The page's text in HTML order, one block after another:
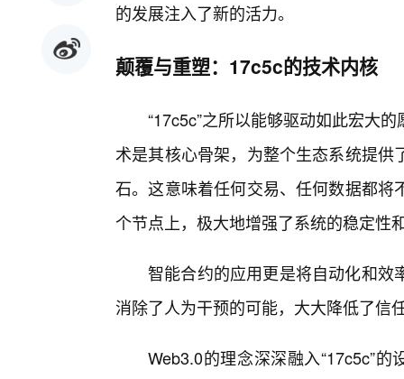
的发展注入了新的活力。
颠覆与重塑：17c5c的技术内核
“17c5c”之所以能够驱动如此宏大
术是其核心骨架，为整个生态系统提
石。这意味着任何交易、任何数据都
个节点上，极大地增强了系统的稳定性
智能合约的应用更是将自动化和效
消除了人为干预的可能，大大降低了信
Web3.0的理念深深融入“17c5c”